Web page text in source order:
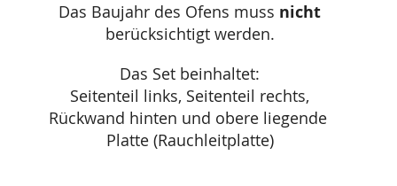
Das Baujahr des Ofens muss nicht
berücksichtigt werden.
Das Set beinhaltet:
Seitenteil links, Seitenteil rechts,
Rückwand hinten und obere liegende
Platte (Rauchleitplatte)